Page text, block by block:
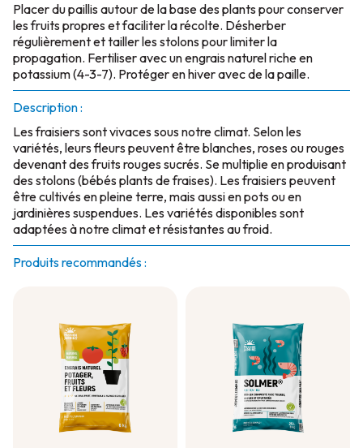
Placer du paillis autour de la base des plants pour conserver
les fruits propres et faciliter la récolte. Désherber
régulièrement et tailler les stolons pour limiter la
propagation. Fertiliser avec un engrais naturel riche en
potassium (4-3-7). Protéger en hiver avec de la paille.
Description :
Les fraisiers sont vivaces sous notre climat. Selon les
variétés, leurs fleurs peuvent être blanches, roses ou rouges
devenant des fruits rouges sucrés. Se multiplie en produisant
des stolons (bébés plants de fraises). Les fraisiers peuvent
être cultivés en pleine terre, mais aussi en pots ou en
jardinières suspendues. Les variétés disponibles sont
adaptées à notre climat et résistantes au froid.
Produits recommandés :